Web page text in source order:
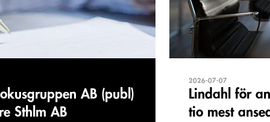
AB (publ)
Sthlm AB
2026-07-07
Lindahl för
tio mest